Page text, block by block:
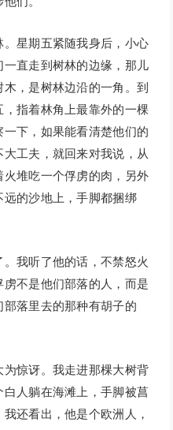
星期五紧随我身后，小心
直走到树林的边缘，那儿
，是树林边沿的一角。到
指着林角上最靠外的一棵
下，如果能看清楚他们的
工夫，就回来对我说，从
堆吃一个俘虏的肉，另外
的沙地上，手脚都捆绑
我听了他的话，不禁怒火
不是他们部落的人，而是
落里去的那种有胡子的
惊讶。我走进那棵大树背
人躺在海滩上，手脚被菖
还看出，他是个欧洲人，